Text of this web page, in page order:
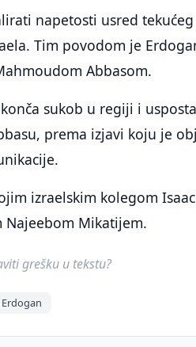
napetosti usred
Tim povodom je
Abbasom.
sukob u regiji i
prema izjavi koju je
izraelskim kolegom
Mikatijem.
grešku u tekstu?
Erdogan